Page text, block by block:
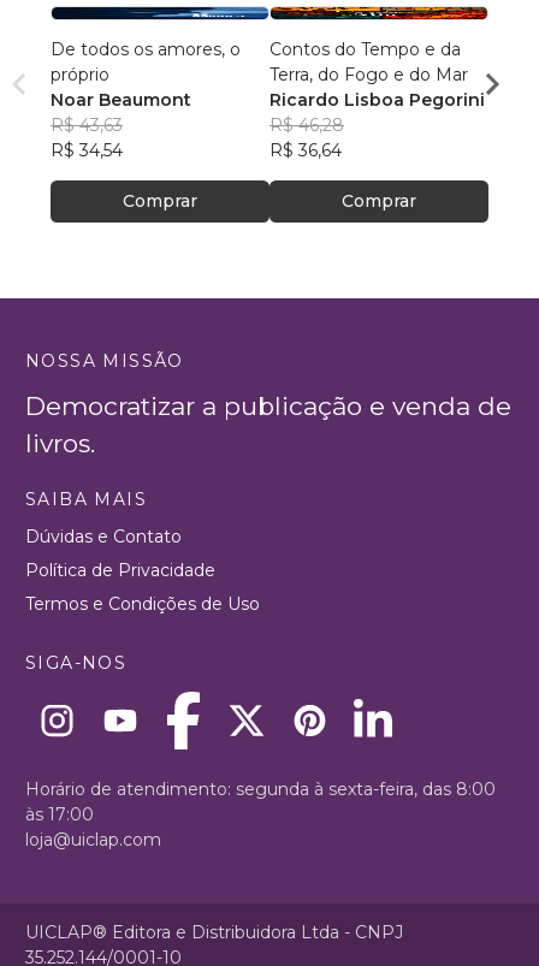
De todos os amores, o
próprio
Noar Beaumont
R$ 43,63
R$ 34,54
Comprar
Contos do Tempo e da
Terra, do Fogo e do Mar
Ricardo Lisboa Pegorini
R$ 46,28
R$ 36,64
Comprar
R$
NOSSA MISSÃO
Democratizar a publicação e venda de
livros.
SAIBA MAIS
Dúvidas e Contato
Política de Privacidade
Termos e Condições de Uso
SIGA-NOS
Horário de atendimento: segunda à sexta-feira, das 8:00
às 17:00
loja@uiclap.com
UICLAP® Editora e Distribuidora Ltda - CNPJ
35.252.144/0001-10